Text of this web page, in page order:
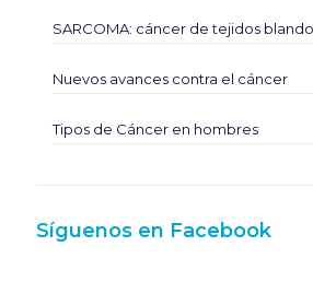
Tipos de Cáncer en hombres
Síguenos en Facebook